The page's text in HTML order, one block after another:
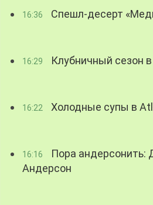
16:36 Спешл-десерт
16:29 Клубничный сезон
16:22 Холодные супы в
16:16
Пора андерсонить:
Андерсон